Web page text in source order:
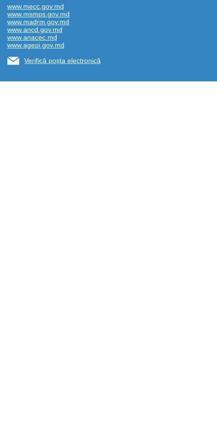
www.mecc.gov.md
www.msmps.gov.md
www.madrm.gov.md
www.ancd.gov.md
www.anacec.md
www.agepi.gov.md
Verifică poșta electronică